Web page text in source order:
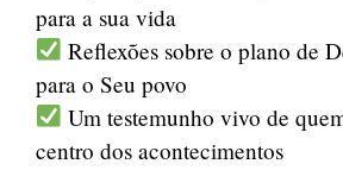
para a sua vida
Reflexões sobre o plano de
para o Seu povo
Um testemunho vivo de
centro dos acontecimentos